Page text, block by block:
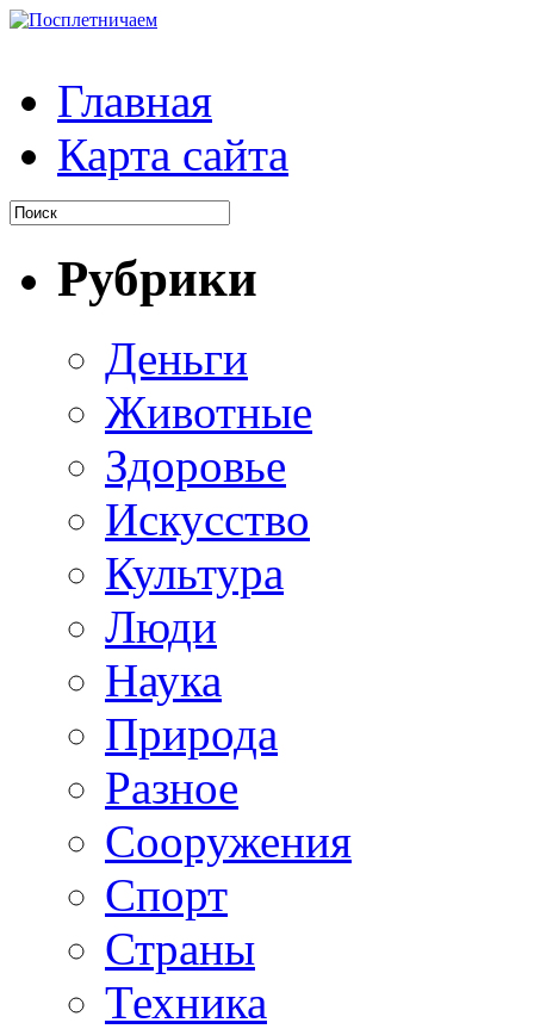
Главная
Карта сайта
Рубрики
Деньги
Животные
Здоровье
Искусство
Культура
Люди
Наука
Природа
Разное
Сооружения
Спорт
Страны
Техника